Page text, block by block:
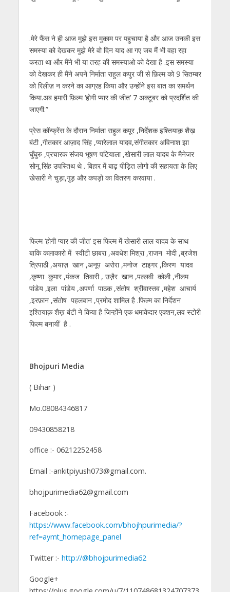
.मेरे फैंस ने ही आज मुझे इस मुकाम पर पहुचाया है और आज उनकी इस
समस्या को देखकर मुझे मेरे वो दिन याद आ गए जब मैं भी वहा रहा
करता था और मैंने भी या तरह की समस्याओ को देखा है .इस समस्या
को देखकर ही मैंने अपने निर्माता राहुल कपुर जी से फ़िल्म को 9 सितम्बर
को रिलीज़ न करने का आग्रह किया और उन्होंने इस बात का समर्थन
किया.अब हमारी फ़िल्म ‘होगी प्यार की जीत’ 7 अक्टूबर को प्रदर्शित की
जाएगी.”
प्रेस कॉन्फ्रेंस के दौरान निर्माता राहुल कपूर ,निर्देशक इश्तियाक़ शैख़
बंटी ,गीतकार आज़ाद सिंह ,प्यारेलाल यादव,संगीतकार अविनाश झा
घुँघुरु ,प्रचारक संजय भूषण पटियाला ,खेसारी लाल यादब के मैनेजर
सोनू सिंह उपस्तिथ थे . बिहार में बाढ़ पीड़ित लोगो की सहायता के लिए
खेसारी ने चुड़ा,गुड़ और कपड़ो का वितरण करवाया .
फिल्म ‘होगी प्यार की जीत’ इस फिल्म में खेसारी लाल यादव के साथ
बाकि कलाकारो में स्वीटी छाबरा ,अवधेश मिश्रा ,राजन मोदी ,ब्रजेश
त्रिपाठी ,अयाज़ खान ,अनूप अरोरा ,मनोज टाइगर ,किरण यादव
,कृष्णा कुमार ,पंकज तिवारी , उज़ैर खान ,पल्लवी कोली ,नीलम
पांडेय ,इला पांडेय ,अपर्णा पाठक ,संतोष श्रीवास्तव ,महेश आचार्य
,इरफ़ान ,संतोष पहलवान ,प्रमोद शामिल है .फिल्म का निर्देशन
इश्तियाक़ शैख़ बंटी ने किया है जिन्होंने एक धमाकेदार एक्शन,लव स्टोरी
फिल्म बनायीं है .
Bhojpuri Media
( Bihar )
Mo.08084346817
09430858218
office :- 06212252458
Email :-ankitpiyush073@gmail.com.
bhojpurimedia62@gmail.com
Facebook :-
https://www.facebook.com/bhojhpurimedia/?
ref=aymt_homepage_panel
Twitter :- http://@bhojpurimedia62
Google+